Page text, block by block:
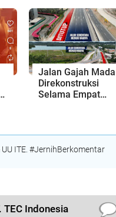
Usut Tuntas Unsur
Pelanggaran
Hukum
Jalan Gajah Mada
Direkonstruksi
Selama Empat
ITE. #JernihBerkomentar
TEC Indonesia